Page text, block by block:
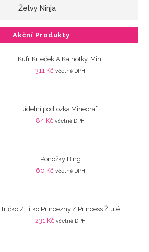
Želvy Ninja
Akční Produkty
Kufr Krteček A Kalhotky, Mini
311 Kč včetně DPH
Jídelní podložka Minecraft
84 Kč včetně DPH
Ponožky Bing
60 Kč včetně DPH
Tričko / Tílko Princezny / Princess Žluté
231 Kč včetně DPH